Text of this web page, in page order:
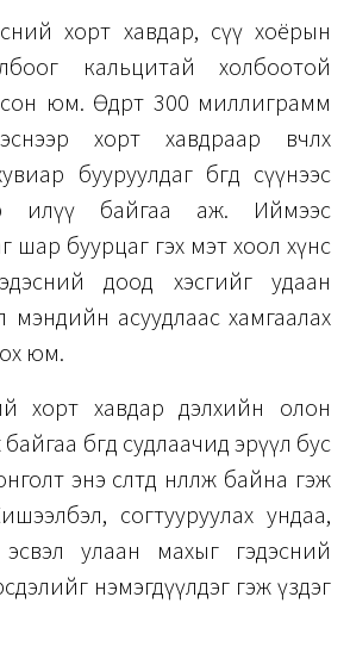
хорт хавдар, сүү хоёрын
кальцитай холбоотой
юм. Өдөрт 300 миллиграмм
хорт хавдраар өвчлөх
бууруулдаг бөгөөд сүүнээс
илүү байгаа аж. Иймээс
шар буурцаг гэх мэт хоол хүнс
доод хэсгийг удаан
мэндийн асуудлаас хамгаалах
юм.
хорт хавдар дэлхийн олон
бөгөөд судлаачид эрүүл бус
энэ өсөлтөд нөлөөлж байна гэж
согтууруулах ундаа,
эсвэл улаан махыг гэдэсний
нэмэгдүүлдэг гэж үздэг